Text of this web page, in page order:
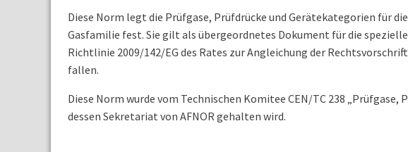
Diese Norm legt die Prüfgase, Prüfdrücke und Gerätekategorien für
Gasfamilie fest. Sie gilt als übergeordnetes Dokument für die
Richtlinie 2009/142/EG des Rates zur Angleichung der
fallen.
Diese Norm wurde vom Technischen Komitee CEN/TC 238
dessen Sekretariat von AFNOR gehalten wird.